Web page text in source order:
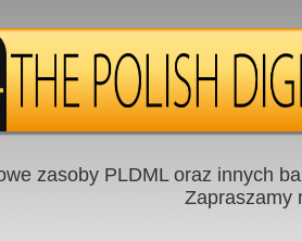
zasoby PLDML oraz innych
Zapraszamy